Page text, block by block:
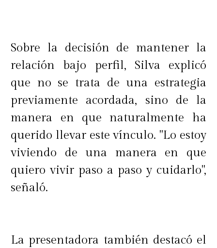
Sobre la decisión de mantener la
relación bajo perfil, Silva explicó
que no se trata de una estrategia
previamente acordada, sino de la
manera en que naturalmente ha
querido llevar este vínculo. "Lo estoy
viviendo de una manera en que
quiero vivir paso a paso y cuidarlo",
señaló.
La presentadora también destacó el